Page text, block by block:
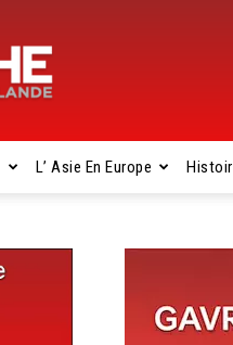
L’ Asie En Europe